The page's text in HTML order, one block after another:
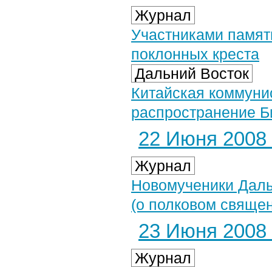
Журнал
Участниками
поклонных креста
Дальний Восток
Китайская
распространение
22 Июня 2008
Журнал
Новомученики
(о полковом
23 Июня 2008
Журнал